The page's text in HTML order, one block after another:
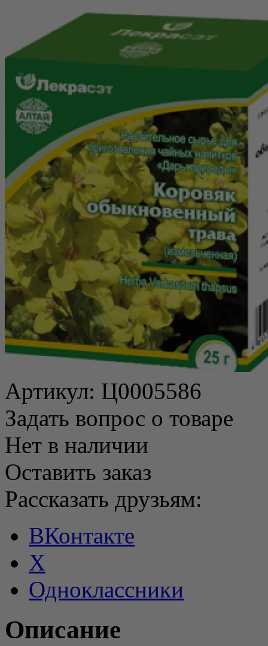
Артикул: Ц0005586
Задать вопрос о товаре
Нет в наличии
Оставить заказ
Рассказать друзьям:
ВКонтакте
X
Одноклассники
Описание